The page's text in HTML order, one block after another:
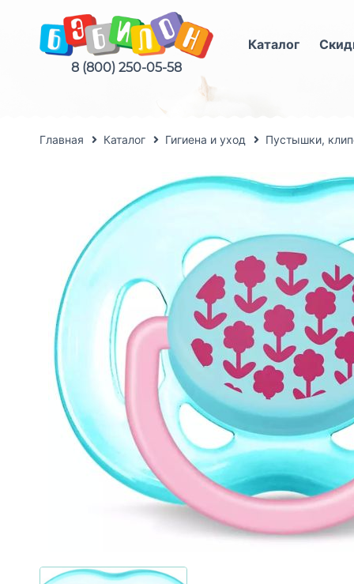
8 (800) 250-05-58
Каталог
Главная Каталог Гигиена и уход Пустышки,